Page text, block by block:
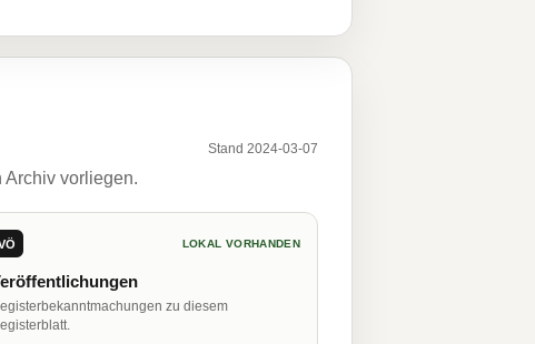
Stand 2024-03-07
vorliegen.
LOKAL VORHANDEN
zu diesem